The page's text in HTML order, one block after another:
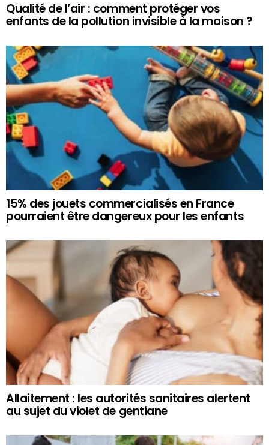
Qualité de l’air : comment protéger vos
enfants de la pollution invisible à la maison ?
15% des jouets commercialisés en France
pourraient être dangereux pour les enfants
Allaitement : les autorités sanitaires alertent
au sujet du violet de gentiane